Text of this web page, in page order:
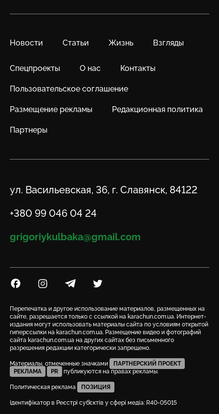
Новости Статьи Жизнь Взгляды
Спецпроекты О нас Контакты
Пользовательское соглашение
Размещение рекламы Редакционная политика
Партнеры
Адрес
ул. Васильевская, 36, г. Славянск, 84122
Телефон
+380 99 046 04 24
Email
grigoriykulbaka@gmail.com
Посилання на Facebook
Посилання на Instagram
Посилання на Telegram
Посилання на Twitter
Перепечатка и другое использование материалов, размещенных на
сайте, разрешается только с ссылкой на karachun.com.ua. Интернет-
издания могут использовать материалы сайта по условиям открытой
гиперссылки на karachun.com.ua. Размещение видео и фотографий
сайта karachun.com.ua на других сайтах без письменного
разрешения редакции категорически запрещено.
Материалы, отмеченные значками
ПАРТНЕРСКИЙ ПРОЕКТ
РЕКЛАМА
PR публикуются на правах рекламы.
Политическая реклама ПОЗИЦИЯ
Ідентифікатор в Реєстрі суб’єктів у сфері медіа: R40-05015